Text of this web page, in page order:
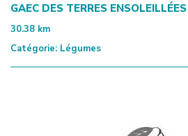
GAEC DES TERRES ENSOLEILLÉES
30.38 km
Catégorie: Légumes